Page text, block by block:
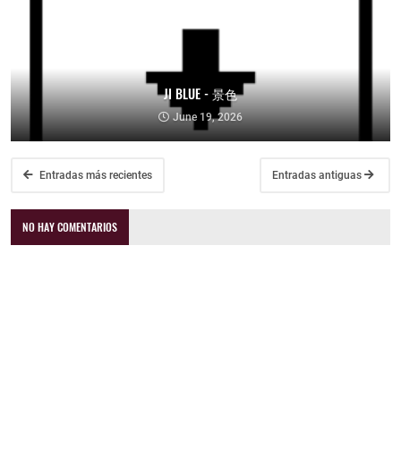
JI BLUE - 景色
June 19, 2026
Entradas más recientes Entradas antiguas
NO HAY COMENTARIOS